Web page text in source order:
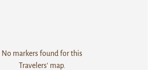
No markers found for this
Travelers' map.